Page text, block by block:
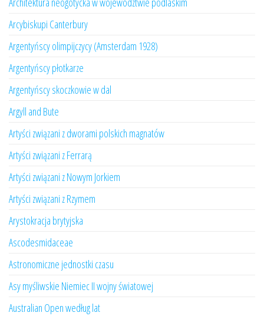
Arcybiskupi Canterbury
Argentyńscy olimpijczycy (Amsterdam 1928)
Argentyńscy płotkarze
Argentyńscy skoczkowie w dal
Argyll and Bute
Artyści związani z dworami polskich magnatów
Artyści związani z Ferrarą
Artyści związani z Nowym Jorkiem
Artyści związani z Rzymem
Arystokracja brytyjska
Ascodesmidaceae
Astronomiczne jednostki czasu
Asy myśliwskie Niemiec II wojny światowej
Australian Open według lat